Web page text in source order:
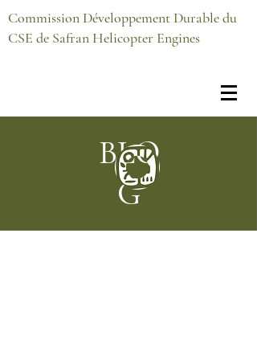
Commission Développement Durable du
CSE de Safran Helicopter Engines
BLO
G